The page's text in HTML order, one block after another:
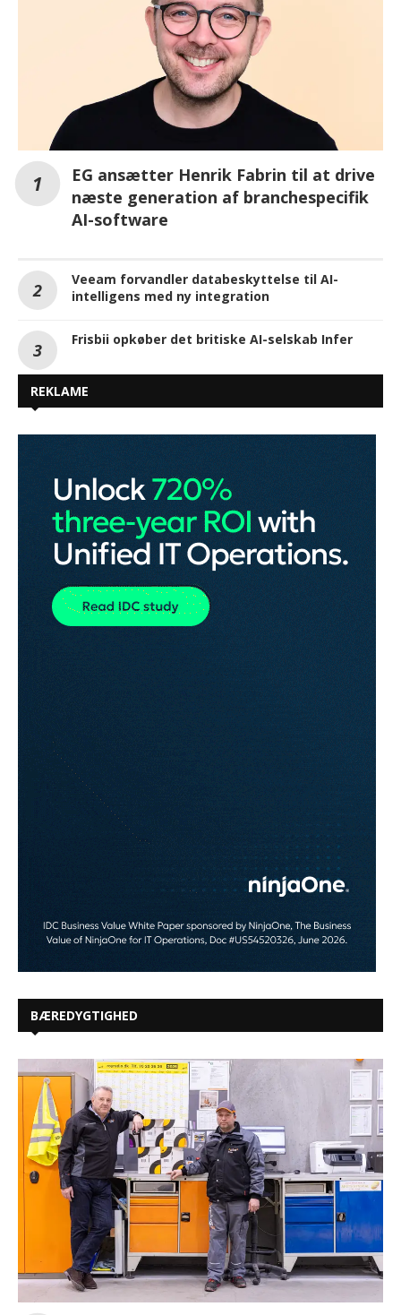
EG ansætter Henrik Fabrin til at drive
næste generation af branchespecifik
AI-software
Veeam forvandler databeskyttelse til AI-
intelligens med ny integration
Frisbii opkøber det britiske AI-selskab Infer
REKLAME
BÆREDYGTIGHED